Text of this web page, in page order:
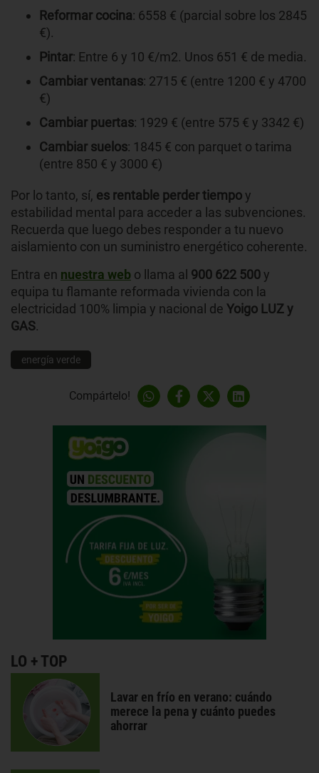
Reformar cocina: 6558 € (parcial sobre los 2845
€).
Pintar: Entre 6 y 10 €/m2. Unos 651 € de media.
Cambiar ventanas: 2715 € (entre 1200 € y 4700
€)
Cambiar puertas: 1929 € (entre 575 € y 3342 €)
Cambiar suelos: 1845 € con parquet o tarima
(entre 850 € y 3000 €)
Por lo tanto, sí, es rentable perder tiempoy
estabilidad mental para acceder a las subvenciones.
Recuerda que luego debes responder a tu nuevo
aislamiento con un suministro energético coherente.
Entra en nuestra web o llama al 900 622 500y
equipa tu flamante reformada vivienda con la
electricidad 100% limpia y nacional de Yoigo LUZ y
GAS.
energía verde
Compártelo!
LO + TOP
Lavar en frío en verano: cuándo
merece la pena y cuánto puedes
ahorrar